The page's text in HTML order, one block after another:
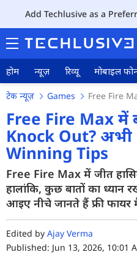
Add Techlusive as a
होम न्यूज़ रिव्यू मोबाइल
होम
न्यूज़
रिव्यू
मोबाइल फोन्स
गेमिंग
टेक न्यूज़ Games Free Fire
Free Fire Max में
Knock Out?
Winning Tips
Free Fire Max में जीत
हालांकि, कुछ बातों का ध्यान
आइए नीचे जानते हैं फ्री फायर
Edited by Ajay Verma
Published: Jun 13, 2026, 10:01